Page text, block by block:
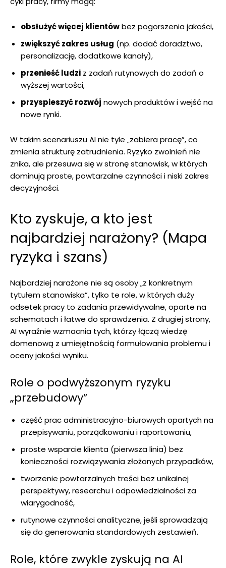
obsłużyć więcej klientówbez pogorszenia jakości,
zwiększyć zakres usług (np. dodać doradztwo,
personalizację, dodatkowe kanały),
przenieść ludzi z zadań rutynowych do zadań o
wyższej wartości,
przyspieszyć rozwój nowych produktów i wejść na
nowe rynki.
W takim scenariuszu AI nie tyle „zabiera pracę”, co
zmienia strukturę zatrudnienia. Ryzyko zwolnień nie
znika, ale przesuwa się w stronę stanowisk, w których
dominują proste, powtarzalne czynności i niski zakres
decyzyjności.
Kto zyskuje, a kto jest
najbardziej narażony? (Mapa
ryzyka i szans)
Najbardziej narażone nie są osoby „z konkretnym
tytułem stanowiska”, tylko te role, w których duży
odsetek pracy to zadania przewidywalne, oparte na
schematach i łatwe do sprawdzenia. Z drugiej strony,
AI wyraźnie wzmacnia tych, którzy łączą wiedzę
domenową z umiejętnością formułowania problemu i
oceny jakości wyniku.
Role o podwyższonym ryzyku
„przebudowy”
część prac administracyjno-biurowych opartych na
przepisywaniu, porządkowaniu i raportowaniu,
proste wsparcie klienta (pierwsza linia) bez
konieczności rozwiązywania złożonych przypadków,
tworzenie powtarzalnych treści bez unikalnej
perspektywy, researchu i odpowiedzialności za
wiarygodność,
rutynowe czynności analityczne, jeśli sprowadzają
się do generowania standardowych zestawień.
Role, które zwykle zyskują na AI